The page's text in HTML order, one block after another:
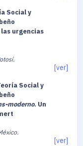
Social y
urgencias
[ver]
Social y
moderno. Un
[ver]